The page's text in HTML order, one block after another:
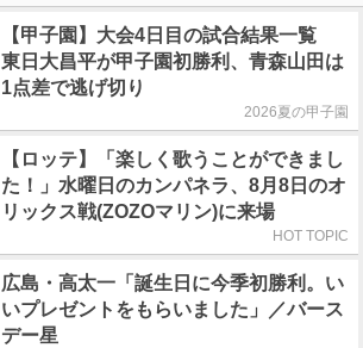
【甲子園】大会4日目の試合結果一覧
東日大昌平が甲子園初勝利、青森山田は
1点差で逃げ切り
2026夏の甲子園
【ロッテ】「楽しく歌うことができまし
た！」水曜日のカンパネラ、8月8日のオ
リックス戦(ZOZOマリン)に来場
HOT TOPIC
広島・高太一「誕生日に今季初勝利。い
いプレゼントをもらいました」／バース
デー星